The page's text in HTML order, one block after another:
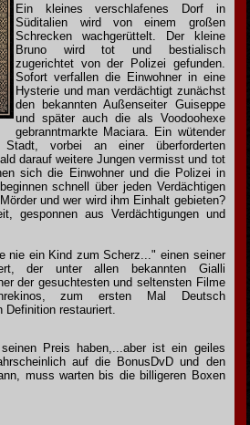
Ein kleines verschlafenes Dorf in
Süditalien wird von einem großen
Schrecken wachgerüttelt. Der kleine
Bruno wird tot und bestialisch
zugerichtet von der Polizei gefunden.
Sofort verfallen die Einwohner in eine
Hysterie und man verdächtigt zunächst
den bekannten Außenseiter Guiseppe
und später auch die als Voodoohexe
gebranntmarkte Maciara. Ein wütender
vorbei an einer überforderten
darauf weitere Jungen vermisst und tot
sich die Einwohner und die Polizei in
schnell über jeden Verdächtigen
und wer wird ihm Einhalt gebieten?
gesponnen aus Verdächtigungen und
nie ein Kind zum Scherz..." einen seiner
der unter allen bekannten Gialli
der gesuchtesten und seltensten Filme
zum ersten Mal Deutsch
restauriert.
Preis haben,...aber ist ein geiles
auf die BonusDvD und den
muss warten bis die billigeren Boxen